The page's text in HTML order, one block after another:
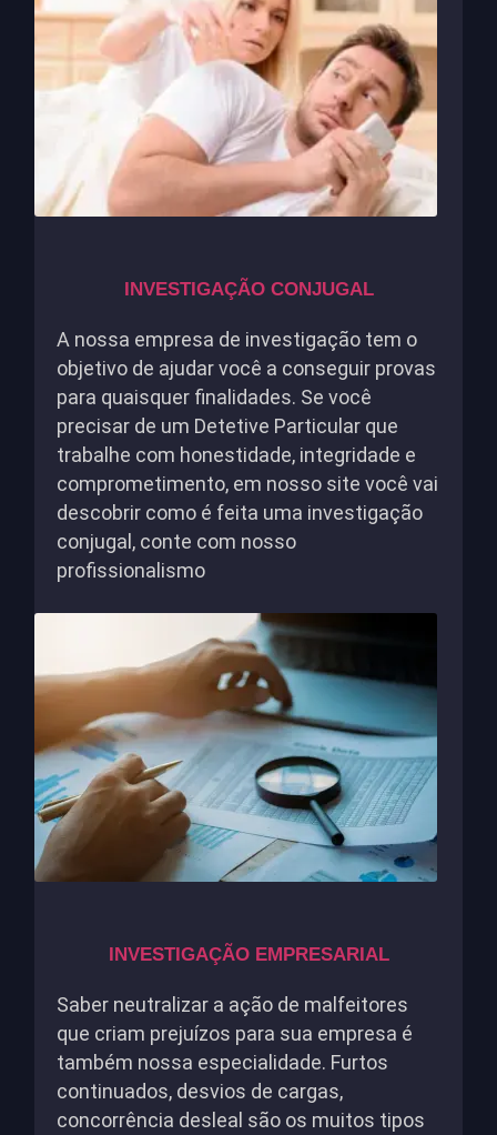
INVESTIGAÇÃO CONJUGAL
A nossa empresa de investigação tem o
objetivo de ajudar você a conseguir provas
para quaisquer finalidades. Se você
precisar de um Detetive Particular que
trabalhe com honestidade, integridade e
comprometimento, em nosso site você vai
descobrir como é feita uma investigação
conjugal, conte com nosso
profissionalismo
INVESTIGAÇÃO EMPRESARIAL
Saber neutralizar a ação de malfeitores
que criam prejuízos para sua empresa é
também nossa especialidade. Furtos
continuados, desvios de cargas,
concorrência desleal são os muitos tipos